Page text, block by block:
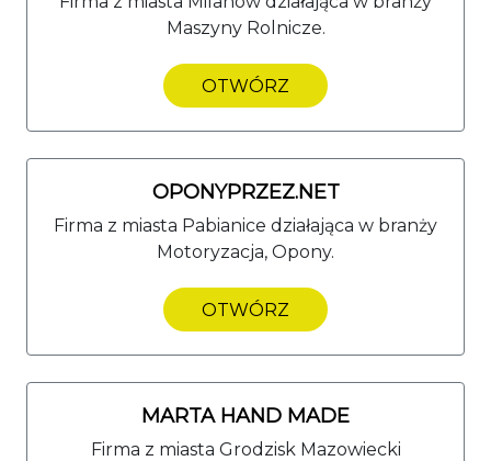
Maszyny Rolnicze.
OTWÓRZ
OPONYPRZEZ.NET
Firma z miasta Pabianice działająca w branży
Motoryzacja, Opony.
OTWÓRZ
MARTA HAND MADE
Firma z miasta Grodzisk Mazowiecki